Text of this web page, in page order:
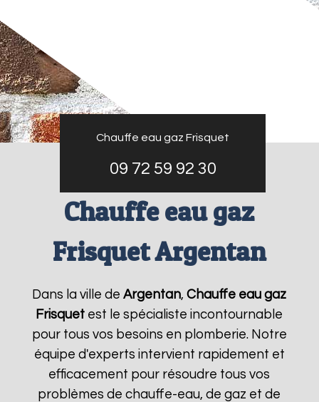
Chauffe eau gaz Frisquet
09 72 59 92 30
Chauffe eau gaz
Frisquet Argentan
Dans la ville deArgentan,Chauffe eau gaz
Frisquet est le spécialiste incontournable
pour tous vos besoins en plomberie. Notre
équipe d'experts intervient rapidement et
efficacement pour résoudre tous vos
problèmes de chauffe-eau, de gaz et de